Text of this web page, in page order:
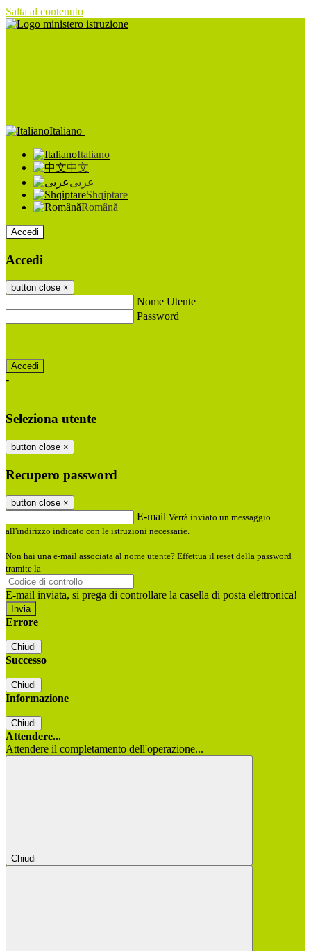
Salta al contenuto
Italiano
Italiano
中文
عربى
Shqiptare
Română
Accedi
Accedi
button close ×
Nome Utente
Password
-
Seleziona utente
button close ×
Recupero password
button close ×
E-mail Verrà inviato un messaggio
all'indirizzo indicato con le istruzioni necessarie.
Non hai una e-mail associata al nome utente? Effettua il reset della password
tramite la
E-mail inviata, si prega di controllare la casella di posta elettronica!
Errore
Chiudi
Successo
Chiudi
Informazione
Chiudi
Attendere...
Attendere il completamento dell'operazione...
Chiudi